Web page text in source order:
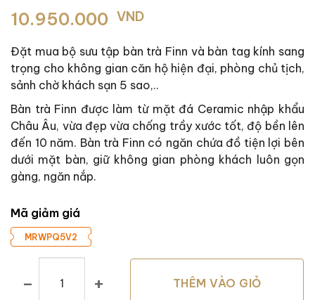
dựa trên
đánh giá
10.950.000 VND
Đặt mua bộ sưu tập bàn trà Finn và bàn tag kính sang
trọng cho không gian căn hộ hiện đại, phòng chủ tịch,
sảnh chờ khách sạn 5 sao,..
Bàn trà Finn được làm từ mặt đá Ceramic nhập khẩu
Châu Âu, vừa đẹp vừa chống trầy xước tốt, độ bền lên
đến 10 năm. Bàn trà Finn có ngăn chứa đồ tiện lợi bên
dưới mặt bàn, giữ không gian phòng khách luôn gọn
gàng, ngăn nắp.
Mã giảm giá
MRWPQ5V2
THÊM VÀO GIỎ